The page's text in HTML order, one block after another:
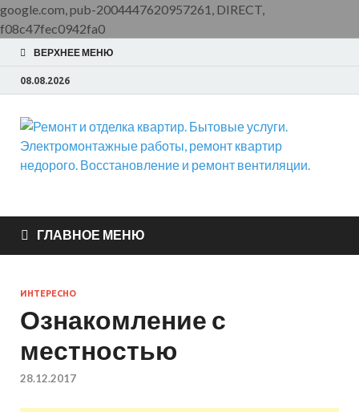
google.com, pub-2004447620957261, DIRECT,
f08c47fec0942fa0
ВЕРХНЕЕ МЕНЮ
08.08.2026
Ремонт и отделка
квартир. Бытовые
услуги.
Электромонтажные
работы, ремонт
квартир недорого.
вентиляции, монтаж систем приточной вентиляции.
ГЛАВНОЕ МЕНЮ
ИНТЕРЕСНО
Ознакомление с
местностью
28.12.2017